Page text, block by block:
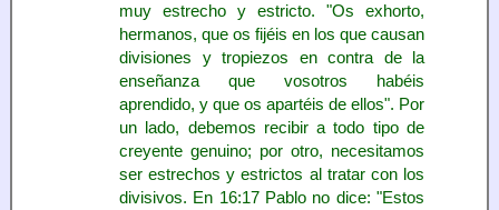
muy estrecho y estricto. "Os exhorto,
hermanos, que os fijéis en los que causan
divisiones y tropiezos en contra de la
enseñanza que vosotros habéis
aprendido, y que os apartéis de ellos". Por
un lado, debemos recibir a todo tipo de
creyente genuino; por otro, necesitamos
ser estrechos y estrictos al tratar con los
divisivos. En 16:17 Pablo no dice: "Estos